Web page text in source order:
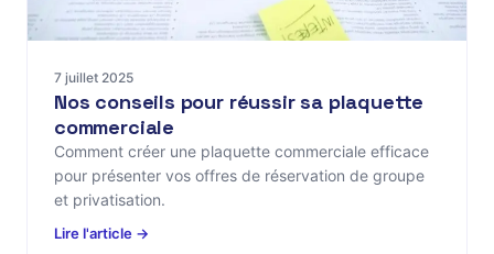
7 juillet 2025
Nos conseils pour réussir sa plaquette
commerciale
Comment créer une plaquette commerciale efficace
pour présenter vos offres de réservation de groupe
et privatisation.
Lire l'article →